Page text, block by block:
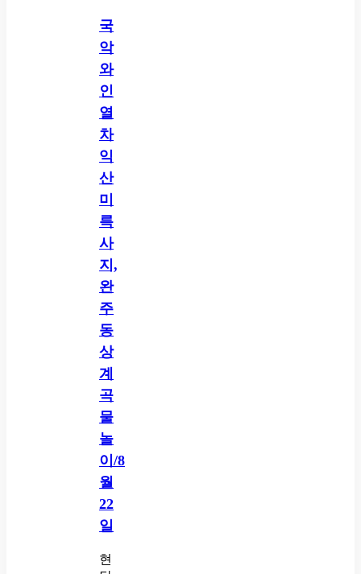
국
악
와
인
열
차
익
산
미
륵
사
지,
완
주
동
상
계
곡
물
놀
이/8
월
22
일
현